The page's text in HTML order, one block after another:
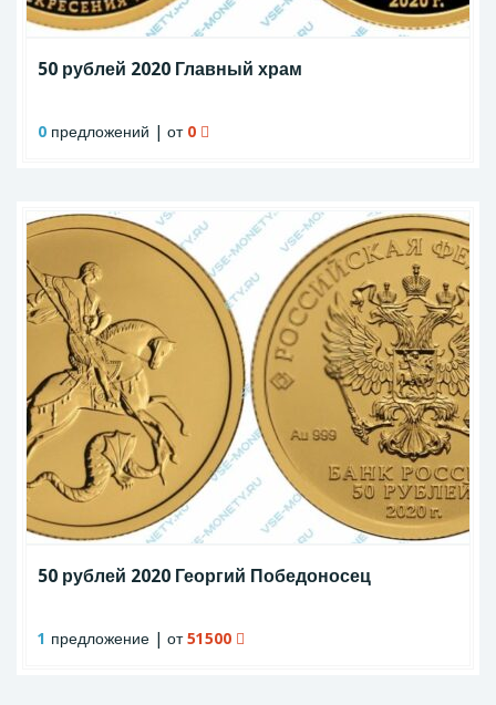
50 рублей 2020 Главный храм
0 предложений | от 0
50 рублей 2020 Георгий Победоносец
1 предложение | от51500